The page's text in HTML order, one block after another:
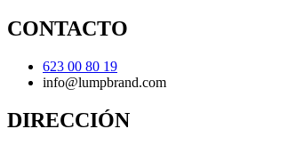
CONTACTO
623 00 80 19
info@lumpbrand.com
DIRECCIÓN